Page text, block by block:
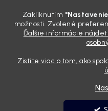
Zakliknutím
možnosti. Zvolené
Ďalšie informácie
Zistite viac o tom, ako
31.7.2026
Sobotné ráno, káva v ruke a
niekoho nuda, pre nás najlepší
pokaziť náladu. Dobrá správa